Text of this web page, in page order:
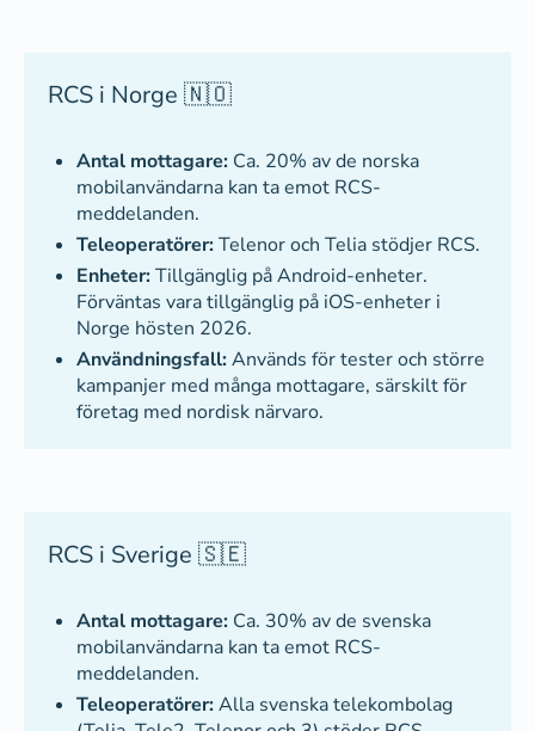
RCS i Norge 🇳🇴
Antal mottagare: Ca. 20% av de norska
mobilanvändarna kan ta emot RCS-
meddelanden.
Teleoperatörer:Telenor och Telia stödjer RCS.
Enheter:Tillgänglig på Android-enheter.
Förväntas vara tillgänglig på iOS-enheter i
Norge hösten 2026.
Användningsfall:Används för tester och större
kampanjer med många mottagare, särskilt för
företag med nordisk närvaro.
RCS i Sverige 🇸🇪
Antal mottagare: Ca. 30% av de svenska
mobilanvändarna kan ta emot RCS-
meddelanden.
Teleoperatörer:Alla svenska telekombolag